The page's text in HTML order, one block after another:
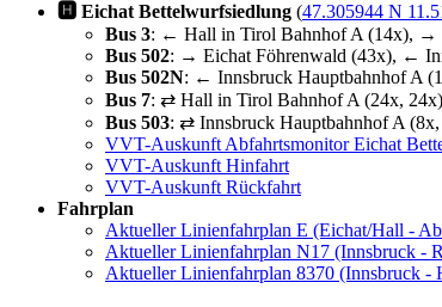
🅷 Eichat Bettelwurfsiedlung (47.305944 N
Bus 3: ← Hall in Tirol Bahnhof A (14x), →
Bus 502: → Eichat Föhrenwald (43x), ←
Bus 502N: ← Innsbruck Hauptbahnhof A
Bus 7: ⇄ Hall in Tirol Bahnhof A (24x, 24x)
Bus 503: ⇄ Innsbruck Hauptbahnhof A
VVT-Auskunft Abfahrtsmonitor Eichat
VVT-Auskunft Hinfahrt
VVT-Auskunft Rückfahrt
Fahrplan
Aktueller Linienfahrplan E (Eichat/Hall -
Aktueller Linienfahrplan N17 (Innsbruck -
Aktueller Linienfahrplan 8370 (Innsbruck -